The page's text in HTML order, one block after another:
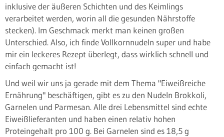
inklusive der äußeren Schichten und des Keimlings
verarbeitet werden, worin all die gesunden Nährstoffe
stecken). Im Geschmack merkt man keinen großen
Unterschied. Also, ich finde Vollkornnudeln super und habe
mir ein leckeres Rezept überlegt, dass wirklich schnell und
einfach gemacht ist!
Und weil wir uns ja gerade mit dem Thema "Eiweißreiche
Ernährung" beschäftigen, gibt es zu den Nudeln Brokkoli,
Garnelen und Parmesan. Alle drei Lebensmittel sind echte
Eiweißlieferanten und haben einen relativ hohen
Proteingehalt pro 100 g. Bei Garnelen sind es 18,5 g